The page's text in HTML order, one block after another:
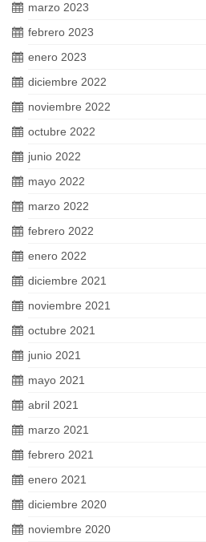
marzo 2023
febrero 2023
enero 2023
diciembre 2022
noviembre 2022
octubre 2022
junio 2022
mayo 2022
marzo 2022
febrero 2022
enero 2022
diciembre 2021
noviembre 2021
octubre 2021
junio 2021
mayo 2021
abril 2021
marzo 2021
febrero 2021
enero 2021
diciembre 2020
noviembre 2020